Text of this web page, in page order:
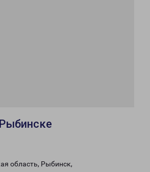
область, Рыбинск,